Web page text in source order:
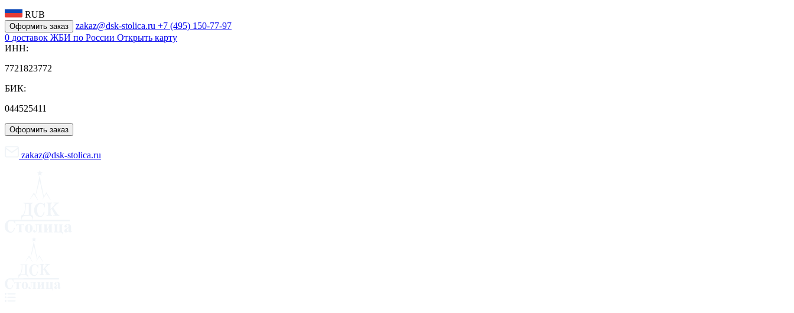
RUB
Оформить заказ zakaz@dsk-stolica.ru +7 (495) 150-77-97
0 доставок ЖБИ по России Открыть карту
ИНН:
7721823772
БИК:
044525411
Оформить заказ
zakaz@dsk-stolica.ru